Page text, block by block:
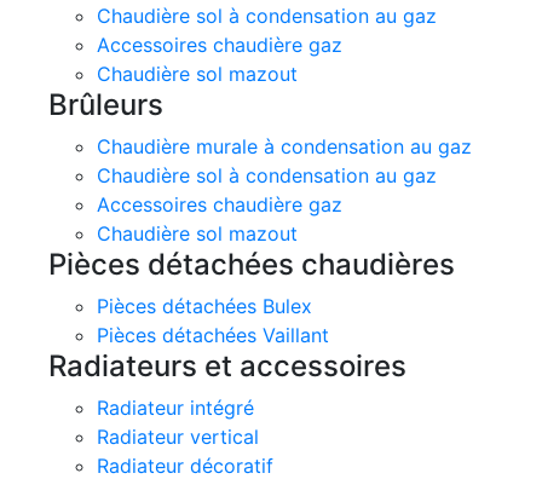
Chaudière sol à condensation au gaz
Accessoires chaudière gaz
Chaudière sol mazout
Brûleurs
Chaudière murale à condensation au gaz
Chaudière sol à condensation au gaz
Accessoires chaudière gaz
Chaudière sol mazout
Pièces détachées chaudières
Pièces détachées Bulex
Pièces détachées Vaillant
Radiateurs et accessoires
Radiateur intégré
Radiateur vertical
Radiateur décoratif